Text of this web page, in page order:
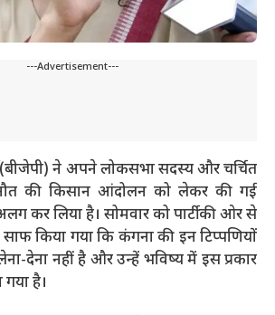
---Advertisement---
(बीजेपी) ने अपने लोकसभा सदस्य और चर्चित
की किसान आंदोलन को लेकर की गई
कर लिया है। सोमवार को पार्टी की ओर से
किया गया कि कंगना की इन टिप्पणियों
देना नहीं है और उन्हें भविष्य में इस प्रकार
है।